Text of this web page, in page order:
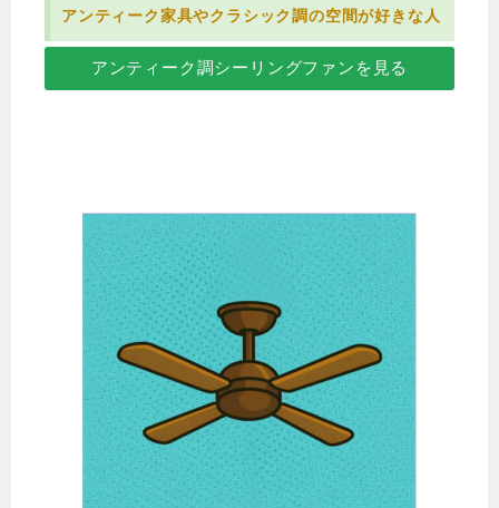
アンティーク家具やクラシック調の空間が好きな人
アンティーク調シーリングファンを見る